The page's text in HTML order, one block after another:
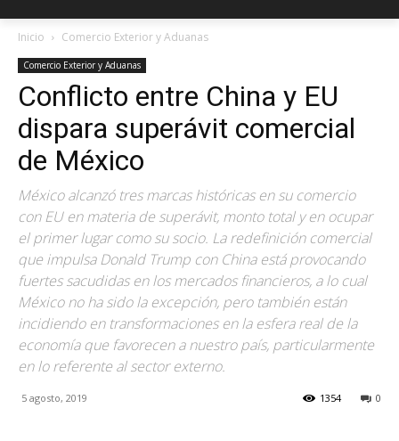
Inicio Comercio Exterior y Aduanas
Comercio Exterior y Aduanas
Conflicto entre China y EU
dispara superávit comercial
de México
México alcanzó tres marcas históricas en su comercio
con EU en materia de superávit, monto total y en ocupar
el primer lugar como su socio. La redefinición comercial
que impulsa Donald Trump con China está provocando
fuertes sacudidas en los mercados financieros, a lo cual
México no ha sido la excepción, pero también están
incidiendo en transformaciones en la esfera real de la
economía que favorecen a nuestro país, particularmente
en lo referente al sector externo.
5 agosto, 2019 0
1354